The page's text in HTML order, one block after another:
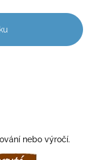
nebo výročí.